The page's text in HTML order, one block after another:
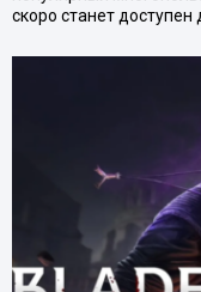
скоро станет доступен